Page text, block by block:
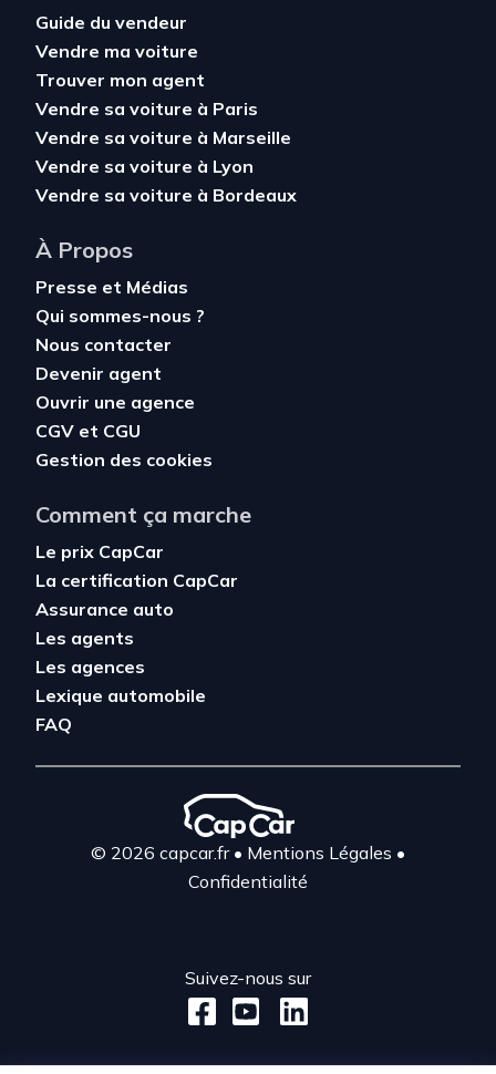
Guide du vendeur
Vendre ma voiture
Trouver mon agent
Vendre sa voiture à Paris
Vendre sa voiture à Marseille
Vendre sa voiture à Lyon
Vendre sa voiture à Bordeaux
À Propos
Presse et Médias
Qui sommes-nous ?
Nous contacter
Devenir agent
Ouvrir une agence
CGV et CGU
Gestion des cookies
Comment ça marche
Le prix CapCar
La certification CapCar
Assurance auto
Les agents
Les agences
Lexique automobile
FAQ
© 2026 capcar.fr• Mentions Légales •
Confidentialité
Suivez-nous sur